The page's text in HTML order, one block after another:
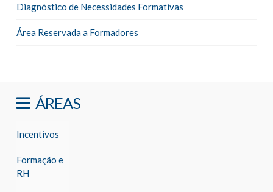
Diagnóstico de Necessidades Formativas
Área Reservada a Formadores
ÁREAS
Incentivos
Formação e
RH